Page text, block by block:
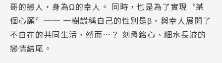
哥的戀人‧身為Ω的幸人。 同時，也是為了實現〝某
個心願〞── 一樹謊稱自己的性別是β，與幸人展開了
不自在的共同生活，然而…？ 刻骨銘心、細水長流的
戀情結尾。